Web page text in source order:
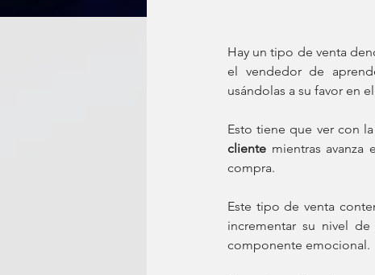
Hay un tipo de venta
el vendedor de
usándolas a su favor en
Esto tiene que ver con
cliente mientras
compra.
Este tipo de venta
incrementar su nivel
componente emocional.